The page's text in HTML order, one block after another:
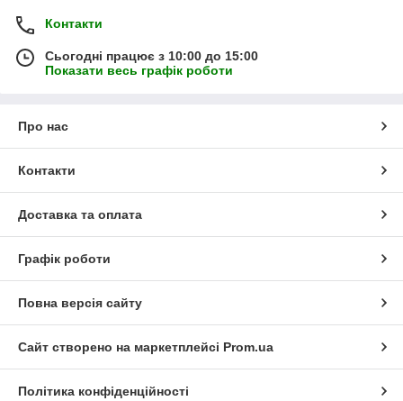
Контакти
Сьогодні працює з 10:00 до 15:00
Показати весь графік роботи
Про нас
Контакти
Доставка та оплата
Графік роботи
Повна версія сайту
Сайт створено на маркетплейсі Prom.ua
Політика конфіденційності